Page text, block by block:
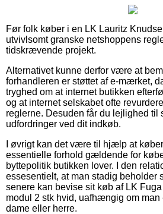
Før folk køber i en LK Lauritz
utvivlsomt granske netshoppens
tidskrævende projekt.
Alternativet kunne derfor være at
forhandleren er støttet af e-mærket,
tryghed om at internet butikken
og at internet selskabet ofte
reglerne. Desuden får du lejlighed til
udfordringer ved dit indkøb.
I øvrigt kan det være til hjælp at
essentielle forhold gældende for
byttepolitik butikken lover. I den
essesentielt, at man stadig beholder
senere kan bevise sit køb af LK
modul 2 stk hvid, uafhængig om
dame eller herre.